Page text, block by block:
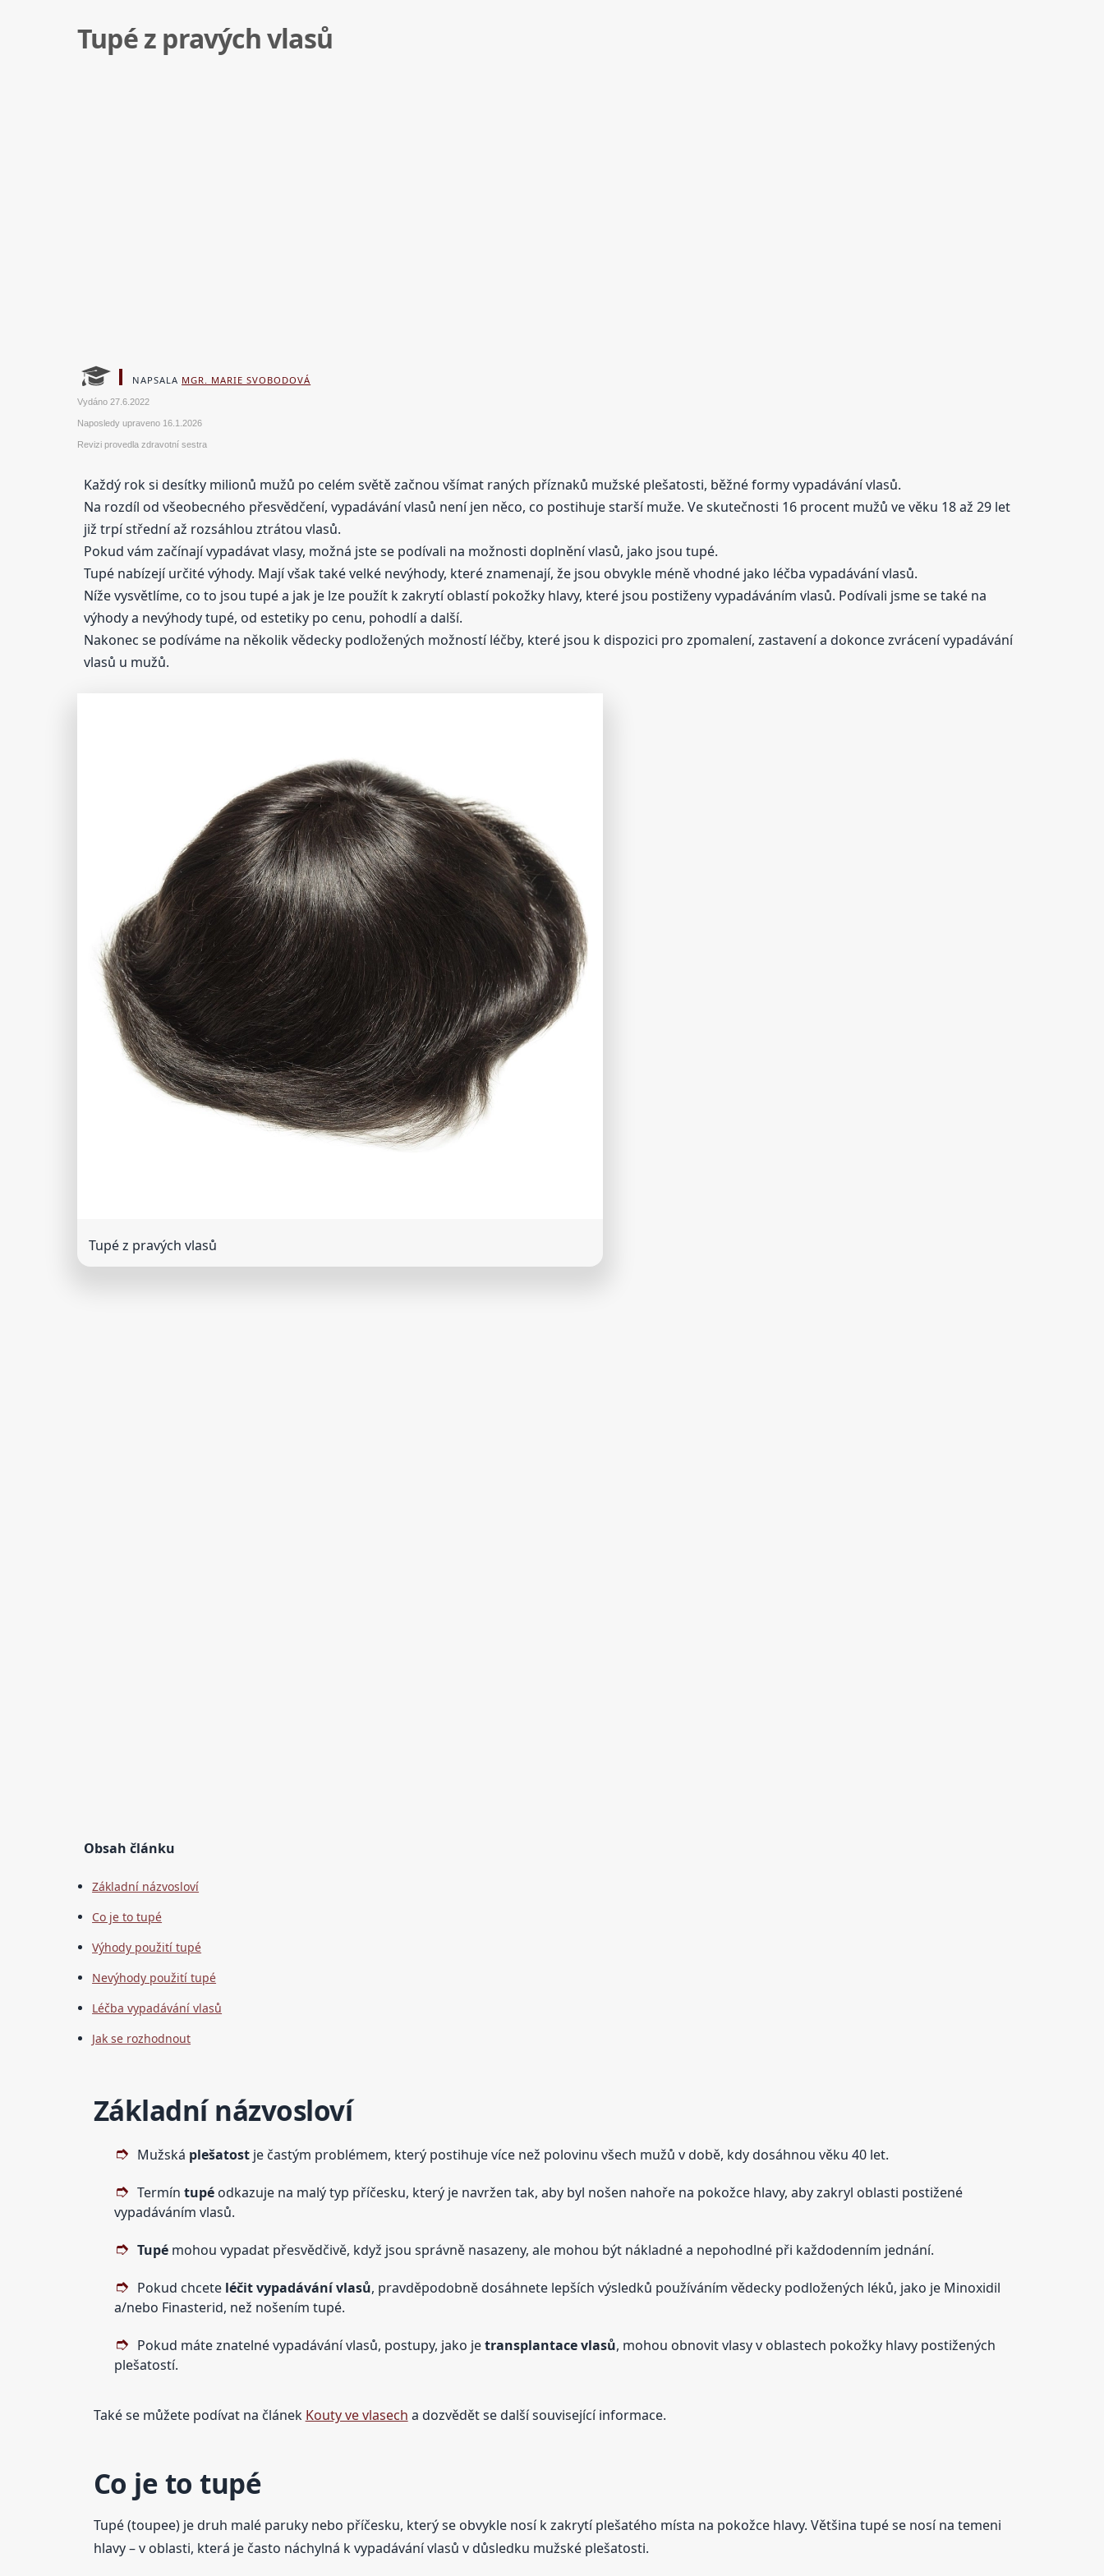
Tupé z pravých vlasů
NAPSALA MGR. MARIE SVOBODOVÁ
Vydáno27.6.2022
Naposledy upraveno 16.1.2026
Revizi provedla zdravotní sestra
Každý rok si desítky milionů mužů po celém světě začnou všímat raných příznaků mužské plešatosti, běžné formy vypadávání vlasů.
Na rozdíl od všeobecného přesvědčení, vypadávání vlasů není jen něco, co postihuje starší muže. Ve skutečnosti 16 procent mužů ve věku 18 až 29 let
již trpí střední až rozsáhlou ztrátou vlasů.
Pokud vám začínají vypadávat vlasy, možná jste se podívali na možnosti doplnění vlasů, jako jsou tupé.
Tupé nabízejí určité výhody. Mají však také velké nevýhody, které znamenají, že jsou obvykle méně vhodné jako léčba vypadávání vlasů.
Níže vysvětlíme, co to jsou tupé a jak je lze použít k zakrytí oblastí pokožky hlavy, které jsou postiženy vypadáváním vlasů. Podívali jsme se také na
výhody a nevýhody tupé, od estetiky po cenu, pohodlí a další.
Nakonec se podíváme na několik vědecky podložených možností léčby, které jsou k dispozici pro zpomalení, zastavení a dokonce zvrácení vypadávání
vlasů u mužů.
Tupé z pravých vlasů
Obsah článku
Základní názvosloví
Co je to tupé
Výhody použití tupé
Nevýhody použití tupé
Léčba vypadávání vlasů
Jak se rozhodnout
Základní názvosloví
Mužská plešatost je častým problémem, který postihuje více než polovinu všech mužů v době, kdy dosáhnou věku 40 let.
Termín tupé odkazuje na malý typ příčesku, který je navržen tak, aby byl nošen nahoře na pokožce hlavy, aby zakryl oblasti postižené
vypadáváním vlasů.
Tupé mohou vypadat přesvědčivě, když jsou správně nasazeny, ale mohou být nákladné a nepohodlné při každodenním jednání.
Pokud chcete léčit vypadávání vlasů, pravděpodobně dosáhnete lepších výsledků používáním vědecky podložených léků, jako je Minoxidil
a/nebo Finasterid, než nošením tupé.
Pokud máte znatelné vypadávání vlasů, postupy, jako jetransplantace vlasů, mohou obnovit vlasy v oblastech pokožky hlavy postižených
plešatostí.
Také se můžete podívat na článek Kouty ve vlasech a dozvědět se další související informace.
Co je to tupé
Tupé (toupee) je druh malé paruky nebo příčesku, který se obvykle nosí k zakrytí plešatého místa na pokožce hlavy. Většina tupé se nosí na temeni
hlavy – v oblasti, která je často náchylná k vypadávání vlasů v důsledku mužské plešatosti.